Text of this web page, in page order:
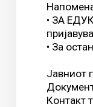
• ЗА
• За
Јавниот
Контакт